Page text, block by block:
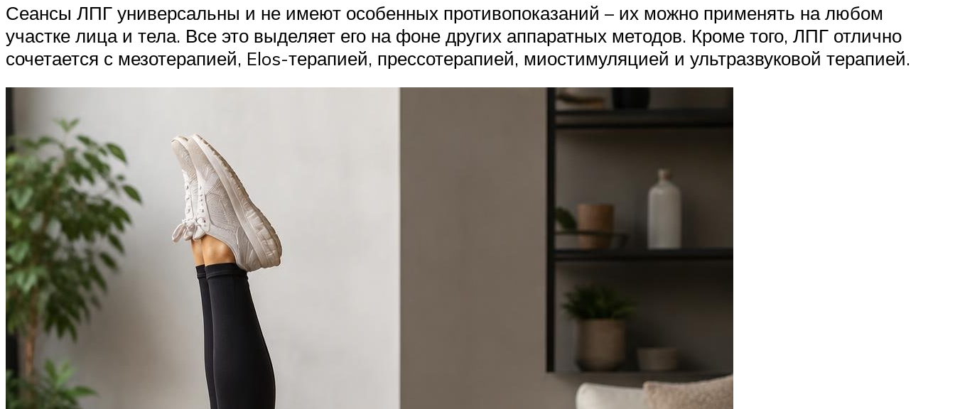
Сеансы ЛПГ универсальны и не имеют особенных противопоказаний – их можно применять на любом
участке лица и тела. Все это выделяет его на фоне других аппаратных методов. Кроме того, ЛПГ отлично
сочетается с мезотерапией, Elos-терапией, прессотерапией, миостимуляцией и ультразвуковой терапией.